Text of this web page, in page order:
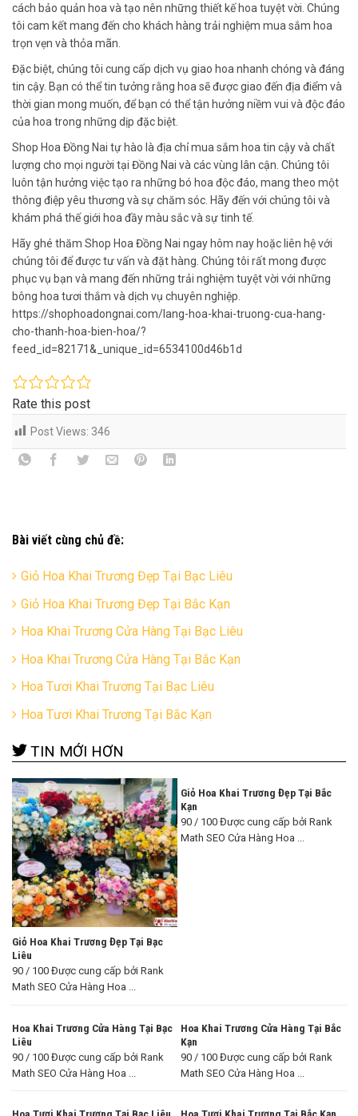
cách bảo quản hoa và tạo nên những thiết kế hoa tuyệt vời. Chúng
tôi cam kết mang đến cho khách hàng trải nghiệm mua sắm hoa
trọn vẹn và thỏa mãn.
Đặc biệt, chúng tôi cung cấp dịch vụ giao hoa nhanh chóng và đáng
tin cậy. Bạn có thể tin tưởng rằng hoa sẽ được giao đến địa điểm và
thời gian mong muốn, để bạn có thể tận hưởng niềm vui và độc đáo
của hoa trong những dịp đặc biệt.
Shop Hoa Đồng Nai tự hào là địa chỉ mua sắm hoa tin cậy và chất
lượng cho mọi người tại Đồng Nai và các vùng lân cận. Chúng tôi
luôn tận hưởng việc tạo ra những bó hoa độc đáo, mang theo một
thông điệp yêu thương và sự chăm sóc. Hãy đến với chúng tôi và
khám phá thế giới hoa đầy màu sắc và sự tinh tế.
Hãy ghé thăm Shop Hoa Đồng Nai ngay hôm nay hoặc liên hệ với
chúng tôi để được tư vấn và đặt hàng. Chúng tôi rất mong được
phục vụ bạn và mang đến những trải nghiệm tuyệt vời với những
bông hoa tươi thắm và dịch vụ chuyên nghiệp.
https://shophoadongnai.com/lang-hoa-khai-truong-cua-hang-
cho-thanh-hoa-bien-hoa/?
feed_id=82171&_unique_id=6534100d46b1d
Rate this post
Post Views: 346
Bài viết cùng chủ đề:
Giỏ Hoa Khai Trương Đẹp Tại Bạc Liêu
Giỏ Hoa Khai Trương Đẹp Tại Bắc Kạn
Hoa Khai Trương Cửa Hàng Tại Bạc Liêu
Hoa Khai Trương Cửa Hàng Tại Bắc Kạn
Hoa Tươi Khai Trương Tại Bạc Liêu
Hoa Tươi Khai Trương Tại Bắc Kạn
TIN MỚI HƠN
Giỏ Hoa Khai Trương Đẹp Tại Bạc
Liêu
90 / 100 Được cung cấp bởi Rank
Math SEO Cửa Hàng Hoa ...
Giỏ Hoa Khai Trương Đẹp Tại Bắc
Kạn
90 / 100 Được cung cấp bởi Rank
Math SEO Cửa Hàng Hoa ...
Hoa Khai Trương Cửa Hàng Tại Bạc
Liêu
90 / 100 Được cung cấp bởi Rank
Math SEO Cửa Hàng Hoa ...
Hoa Khai Trương Cửa Hàng Tại Bắc
Kạn
90 / 100 Được cung cấp bởi Rank
Math SEO Cửa Hàng Hoa ...